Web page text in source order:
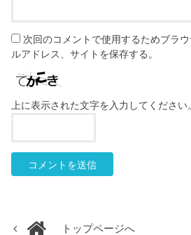
次回のコメントで使用するためブラ
ルアドレス、サイトを保存する。
上に表示された文字を入力してください
トップページへ